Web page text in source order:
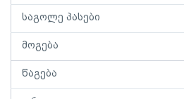
საგოლე პასები
მოგება
წაგება